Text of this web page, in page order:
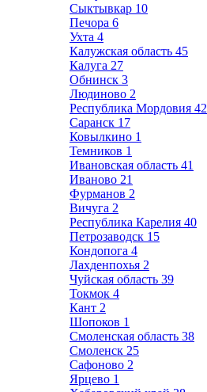
Сыктывкар 10
Печора 6
Ухта 4
Калужская область 45
Калуга 27
Обнинск 3
Людиново 2
Республика Мордовия 42
Саранск 17
Ковылкино 1
Темников 1
Ивановская область 41
Иваново 21
Фурманов 2
Вичуга 2
Республика Карелия 40
Петрозаводск 15
Кондопога 4
Лахденпохья 2
Чуйская область 39
Токмок 4
Кант 2
Шопоков 1
Смоленская область 38
Смоленск 25
Сафоново 2
Ярцево 1